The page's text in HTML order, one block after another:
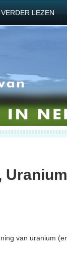
LEZEN
Uranium
van uranium